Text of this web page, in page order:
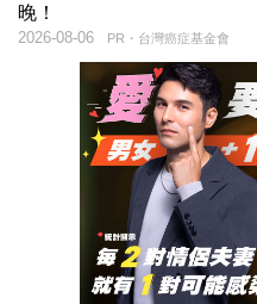
晚！
PR・台灣癌症基金會
2026-08-06